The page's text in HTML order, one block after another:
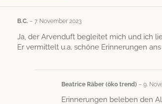
B.C. – 7. November 2023
Ja, der Arven­duft begleit­et mich und ich
Er ver­mit­telt u.a. schöne Erin­nerun­gen
Beat­rice Räber (öko trend) – 9.
Erin­nerun­gen beleben den